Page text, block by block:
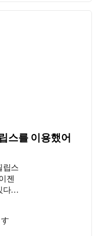
스를 이용했어
립스
젠
다니